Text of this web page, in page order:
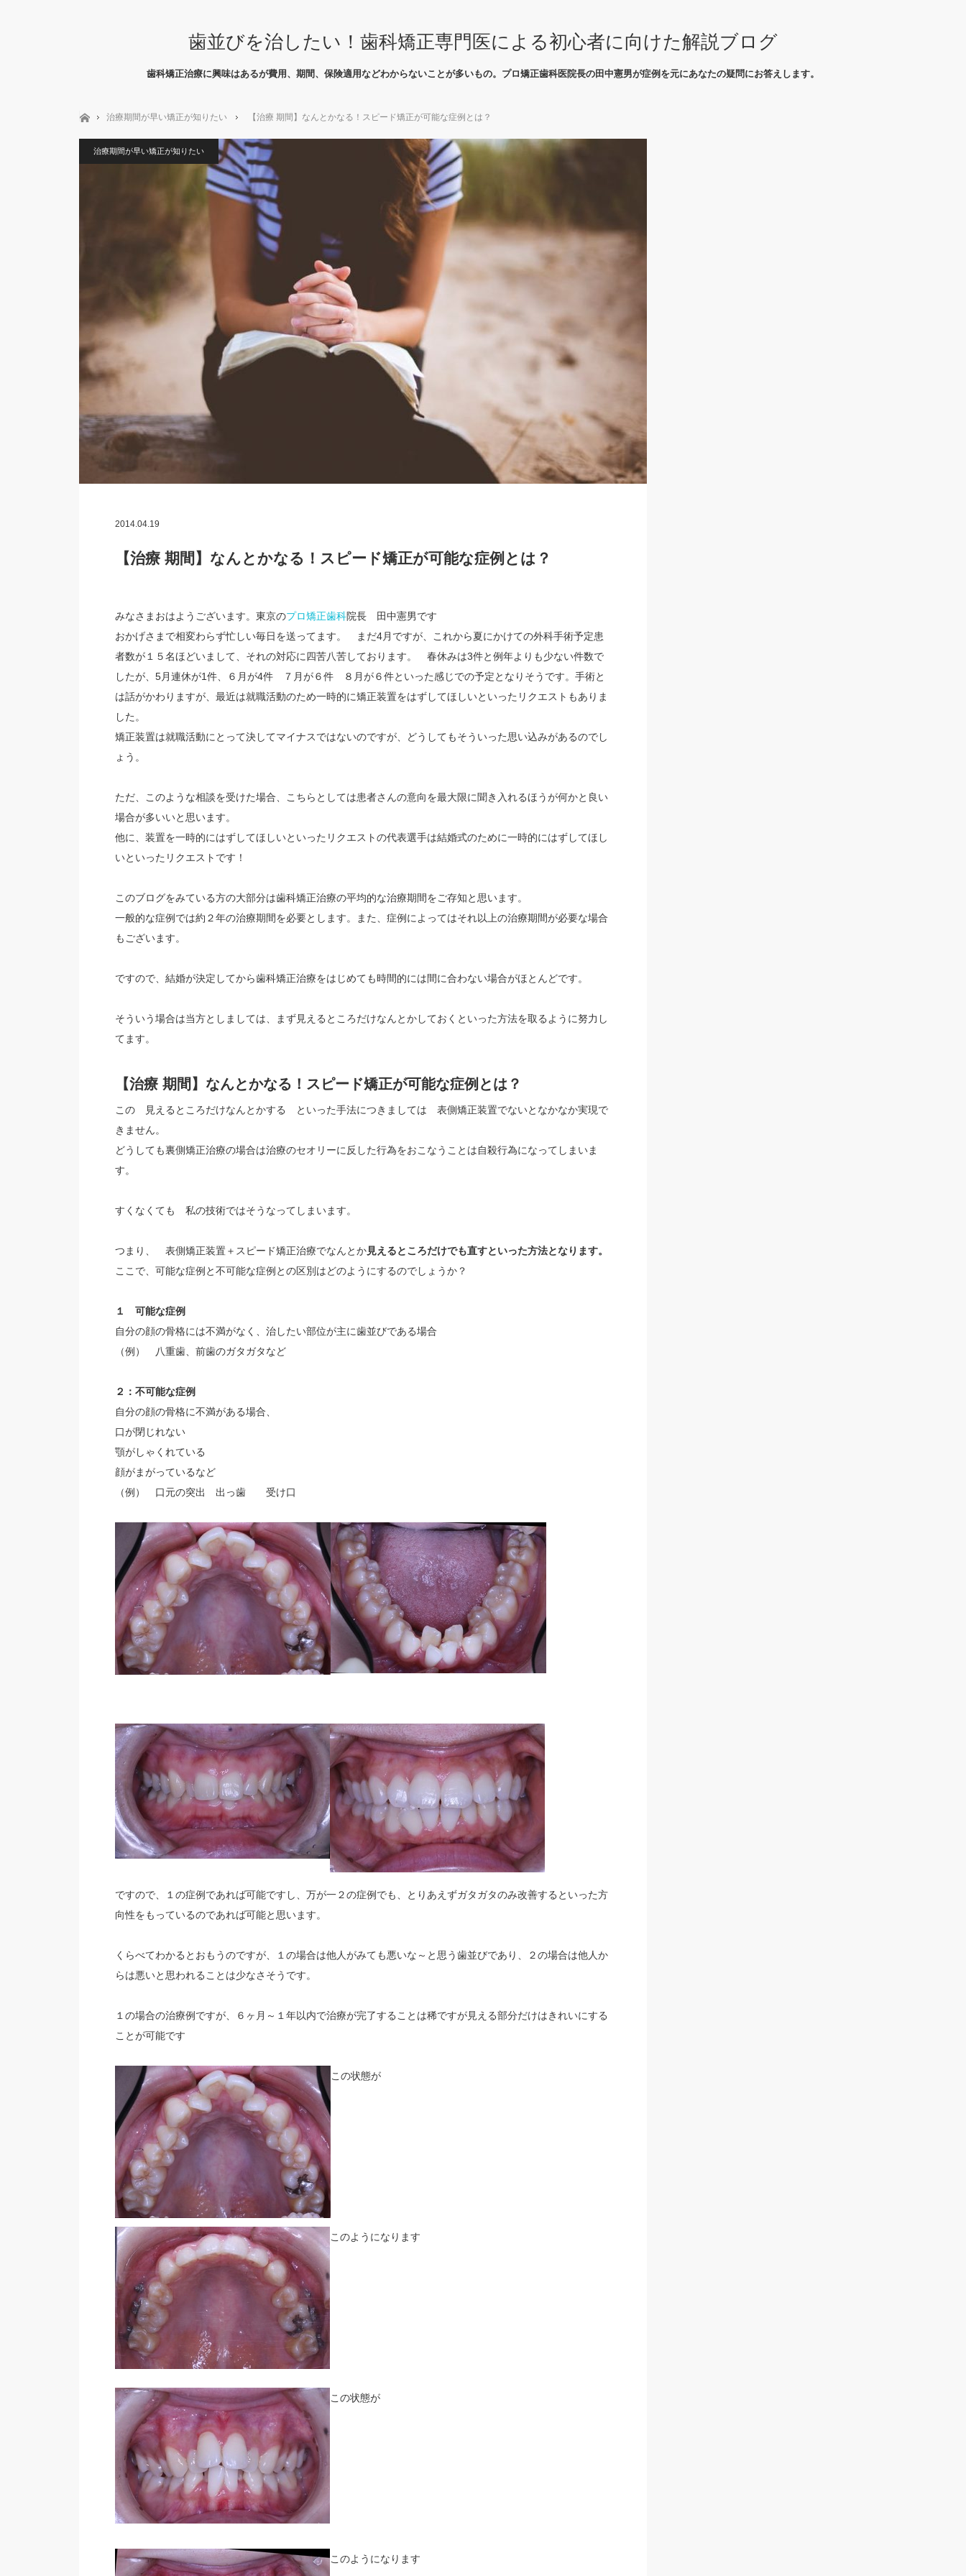
歯並びを治したい！歯科矯正専門医による初心者に向けた解説ブログ
歯科矯正治療に興味はあるが費用、期間、保険適用などわからないことが多いもの。プロ矯正歯科医院長の田中憲男が症例を元にあなたの疑問にお答えします。
ホーム治療期間が早い矯正が知りたい 【治療 期間】なんとかなる！スピード矯正が可能な症例とは？
治療期間が早い矯正が知りたい
2014.04.19
【治療 期間】なんとかなる！スピード矯正が可能な症例とは？
みなさまおはようございます。東京のプロ矯正歯科院長 田中憲男です
おかげさまで相変わらず忙しい毎日を送ってます。 まだ4月ですが、これから夏にかけての外科手術予定患
者数が１５名ほどいまして、それの対応に四苦八苦しております。 春休みは3件と例年よりも少ない件数で
したが、5月連休が1件、６月が4件 ７月が６件 ８月が６件といった感じでの予定となりそうです。手術と
は話がかわりますが、最近は就職活動のため一時的に矯正装置をはずしてほしいといったリクエストもありま
した。
矯正装置は就職活動にとって決してマイナスではないのですが、どうしてもそういった思い込みがあるのでし
ょう。
ただ、このような相談を受けた場合、こちらとしては患者さんの意向を最大限に聞き入れるほうが何かと良い
場合が多いいと思います。
他に、装置を一時的にはずしてほしいといったリクエストの代表選手は結婚式のために一時的にはずしてほし
いといったリクエストです！
このブログをみている方の大部分は歯科矯正治療の平均的な治療期間をご存知と思います。
一般的な症例では約２年の治療期間を必要とします。また、症例によってはそれ以上の治療期間が必要な場合
もございます。
ですので、結婚が決定してから歯科矯正治療をはじめても時間的には間に合わない場合がほとんどです。
そういう場合は当方としましては、まず見えるところだけなんとかしておくといった方法を取るように努力し
てます。
【治療 期間】なんとかなる！スピード矯正が可能な症例とは？
この 見えるところだけなんとかする といった手法につきましては 表側矯正装置でないとなかなか実現で
きません。
どうしても裏側矯正治療の場合は治療のセオリーに反した行為をおこなうことは自殺行為になってしまいま
す。
すくなくても 私の技術ではそうなってしまいます。
つまり、 表側矯正装置＋スピード矯正治療でなんとか見えるところだけでも直すといった方法となります。
ここで、可能な症例と不可能な症例との区別はどのようにするのでしょうか？
１ 可能な症例
自分の顔の骨格には不満がなく、治したい部位が主に歯並びである場合
（例） 八重歯、前歯のガタガタなど
２：不可能な症例
自分の顔の骨格に不満がある場合、
口が閉じれない
顎がしゃくれている
顔がまがっているなど
（例） 口元の突出 出っ歯 受け口
ですので、１の症例であれば可能ですし、万が一２の症例でも、とりあえずガタガタのみ改善するといった方
向性をもっているのであれば可能と思います。
くらべてわかるとおもうのですが、１の場合は他人がみても悪いな～と思う歯並びであり、２の場合は他人か
らは悪いと思われることは少なさそうです。
１の場合の治療例ですが、６ヶ月～１年以内で治療が完了することは稀ですが見える部分だけはきれいにする
ことが可能です
この状態が
このようになります
この状態が
このようになります